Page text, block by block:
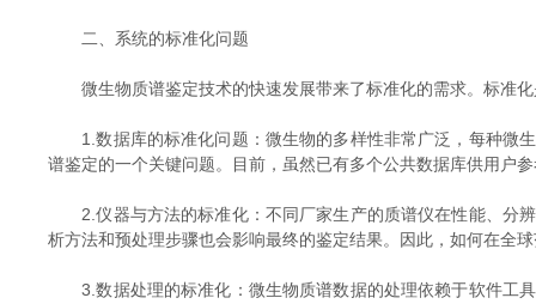
二、系统的标准化问题
微生物质谱鉴定技术的快速发展带来了标准化的需求。标准化
1.数据库的标准化问题：微生物的多样性非常广泛，每种微生
谱鉴定的一个关键问题。目前，虽然已有多个公共数据库供用户
2.仪器与方法的标准化：不同厂家生产的质谱仪在性能、分辨
析方法和预处理步骤也会影响最终的鉴定结果。因此，如何在全
3.数据处理的标准化：微生物质谱数据的处理依赖于软件工具